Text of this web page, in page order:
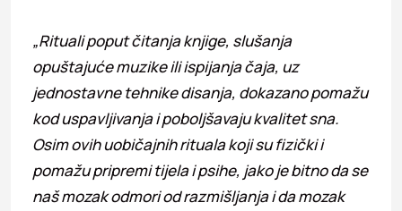
„Rituali poput čitanja knjige, slušanja
opuštajuće muzike ili ispijanja čaja, uz
jednostavne tehnike disanja, dokazano pomažu
kod uspavljivanja i poboljšavaju kvalitet sna.
Osim ovih uobičajnih rituala koji su fizički i
pomažu pripremi tijela i psihe, jako je bitno da se
naš mozak odmori od razmišljanja i da mozak